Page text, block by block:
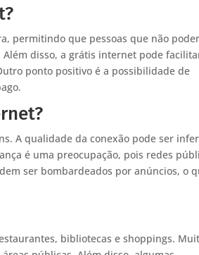
permitindo que pessoas que não
disso, a grátis internet pode
ponto positivo é a possibilidade de
A qualidade da conexão pode ser
é uma preocupação, pois redes
ser bombardeados por anúncios, o
bibliotecas e shoppings.